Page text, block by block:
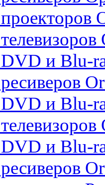
и Blu-
и Blu-
и Blu-